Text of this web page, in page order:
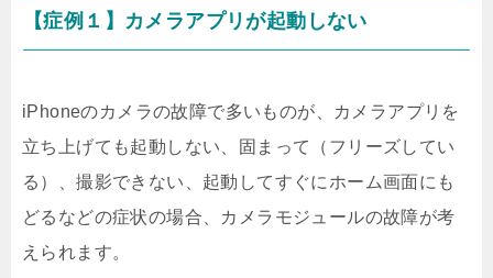
【症例１】カメラアプリが起動しない
iPhoneのカメラの故障で多いものが、カメラアプリを
立ち上げても起動しない、固まって（フリーズしてい
る）、撮影できない、起動してすぐにホーム画面にも
どるなどの症状の場合、カメラモジュールの故障が考
えられます。